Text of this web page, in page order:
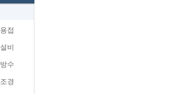
용접
설비
방수
조경